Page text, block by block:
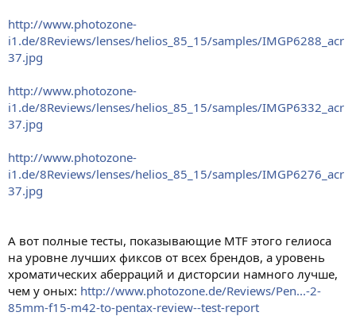
http://www.photozone-
i1.de/8Reviews/lenses/helios_85_15/samples/IMGP6288_acr
37.jpg
http://www.photozone-
i1.de/8Reviews/lenses/helios_85_15/samples/IMGP6332_acr
37.jpg
http://www.photozone-
i1.de/8Reviews/lenses/helios_85_15/samples/IMGP6276_acr
37.jpg
А вот полные тесты, показывающие MTF этого гелиоса
на уровне лучших фиксов от всех брендов, а уровень
хроматических аберраций и дисторсии намного лучше,
чем у оных: http://www.photozone.de/Reviews/Pen...-2-
85mm-f15-m42-to-pentax-review--test-report